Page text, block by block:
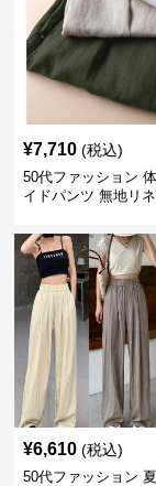
¥7,710 (税込)
50代ファッション
イドパンツ 無地リ
¥6,610 (税込)
50代ファッション